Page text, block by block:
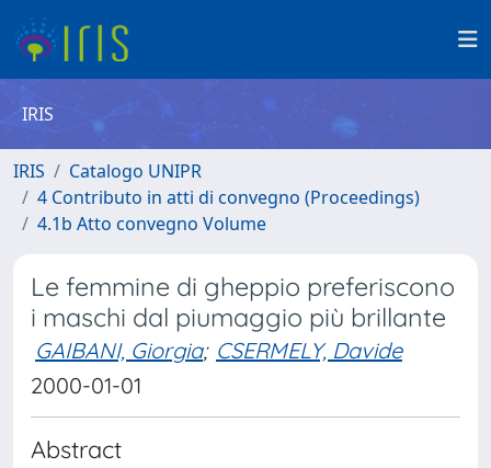
IRIS
IRIS
Catalogo UNIPR
4 Contributo in atti di convegno (Proceedings)
4.1b Atto convegno Volume
Le femmine di gheppio preferiscono
i maschi dal piumaggio più brillante
GAIBANI, Giorgia; CSERMELY, Davide
2000-01-01
Abstract